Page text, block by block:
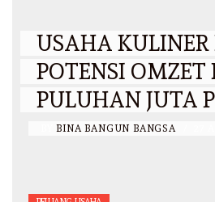
USAHA KULINER
POTENSI OMZET
PULUHAN JUTA
BINA BANGUN BANGSA